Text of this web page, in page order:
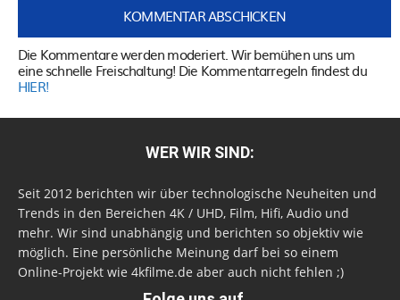
Die Kommentare werden moderiert. Wir bemühen uns um
eine schnelle Freischaltung! Die Kommentarregeln findest du
HIER!
WER WIR SIND:
Seit 2012 berichten wir über technologische Neuheiten und
Trends in den Bereichen 4K / UHD, Film, Hifi, Audio und
mehr. Wir sind unabhängig und berichten so objektiv wie
möglich. Eine persönliche Meinung darf bei so einem
Online-Projekt wie 4kfilme.de aber auch nicht fehlen ;)